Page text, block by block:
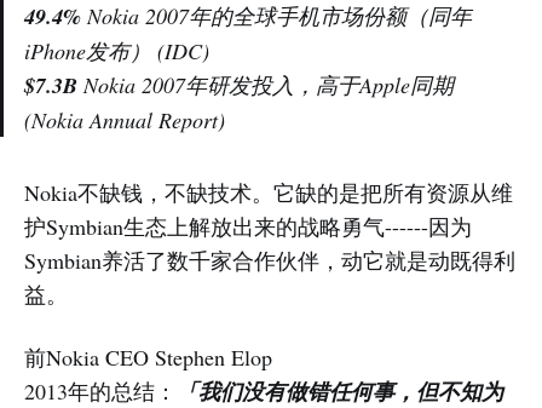
49.4%Nokia 2007年的全球手机市场份额（同年
iPhone发布） (IDC)
$7.3BNokia 2007年研发投入，高于Apple同期
(Nokia Annual Report)
Nokia不缺钱，不缺技术。它缺的是把所有资源从维
护Symbian生态上解放出来的战略勇气------因为
Symbian养活了数千家合作伙伴，动它就是动既得利
益。
前Nokia CEO Stephen Elop
2013年的总结：
「我们没有做错任何事，但不知为